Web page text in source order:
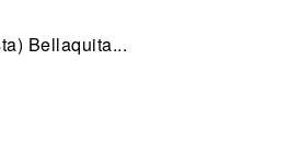
Bellaquita...